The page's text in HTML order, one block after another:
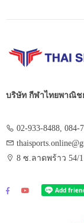
บริษัท กีฬาไทยพาณิช
02-933-8488, 084-
8 ซ.ลาดพร้าว 54/